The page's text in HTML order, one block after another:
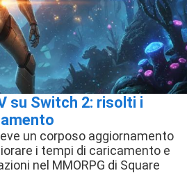
su Switch 2: risolti i
un corposo aggiornamento
i tempi di caricamento e
nel MMORPG di Square